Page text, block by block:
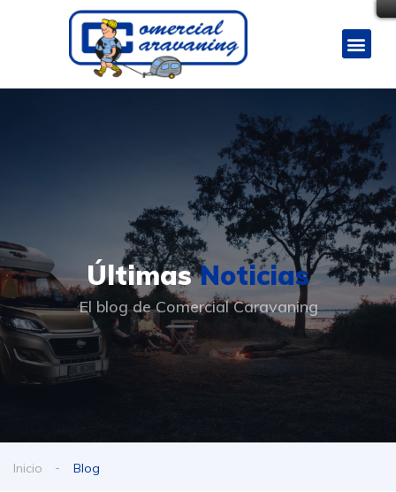
ÚltimasNoticias
El blog de Comercial Caravaning
Inicio Blog